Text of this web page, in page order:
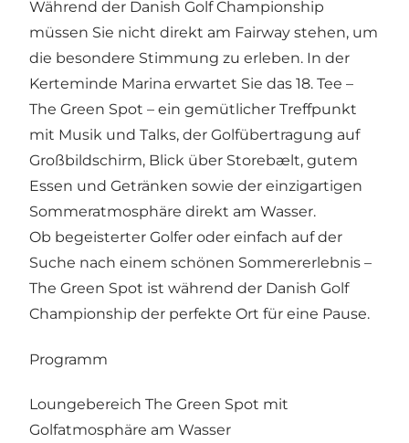
Während der Danish Golf Championship
müssen Sie nicht direkt am Fairway stehen, um
die besondere Stimmung zu erleben. In der
Kerteminde Marina erwartet Sie das 18. Tee –
The Green Spot – ein gemütlicher Treffpunkt
mit Musik und Talks, der Golfübertragung auf
Großbildschirm, Blick über Storebælt, gutem
Essen und Getränken sowie der einzigartigen
Sommeratmosphäre direkt am Wasser.
Ob begeisterter Golfer oder einfach auf der
Suche nach einem schönen Sommererlebnis –
The Green Spot ist während der Danish Golf
Championship der perfekte Ort für eine Pause.
Programm
Loungebereich The Green Spot mit
Golfatmosphäre am Wasser